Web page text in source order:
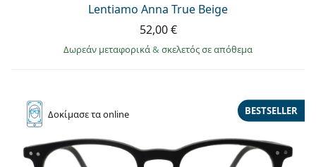
Lentiamo Anna True Beige
52,00 €
Δωρεάν μεταφορικά & σκελετός σε απόθεμα
Δοκίμασετα online BESTSELLER